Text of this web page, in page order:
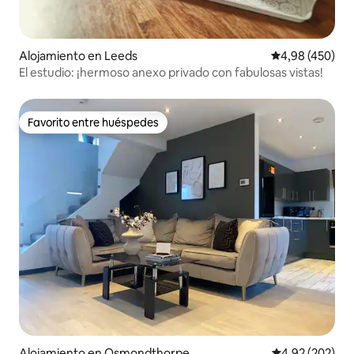
Alojamiento en Leeds Calificación
4,98 (450)
El estudio: ¡hermoso anexo privado con fabulosas vistas!
Favorito entre huéspedes
Favorito entre huéspedes